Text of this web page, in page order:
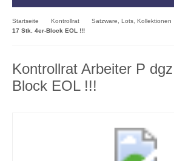
Startseite Kontrollrat Satzware, Lots, Kollektionen
17 Stk. 4er-Block EOL !!!
Kontrollrat Arbeiter P
Block EOL !!!